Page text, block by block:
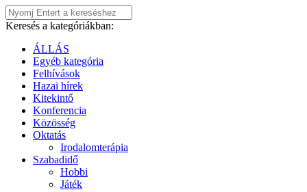
Keresés a kategóriákban:
ÁLLÁS
Egyéb kategória
Felhívások
Hazai hírek
Kitekintő
Konferencia
Közösség
Oktatás
Irodalomterápia
Szabadidő
Hobbi
Játék